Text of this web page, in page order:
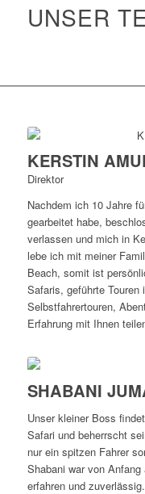
UNSER
KERSTIN
Direktor
Nachdem ich 10 Jahre
gearbeitet habe,
verlassen und mich in
lebe ich mit meiner
Beach, somit ist
Safaris, geführte Touren
Selbstfahrertouren,
Erfahrung mit Ihnen
SHABANI
Unser kleiner Boss
Safari und beherrscht
nur ein spitzen Fahrer
Shabani war von
erfahren und zuverlässig.